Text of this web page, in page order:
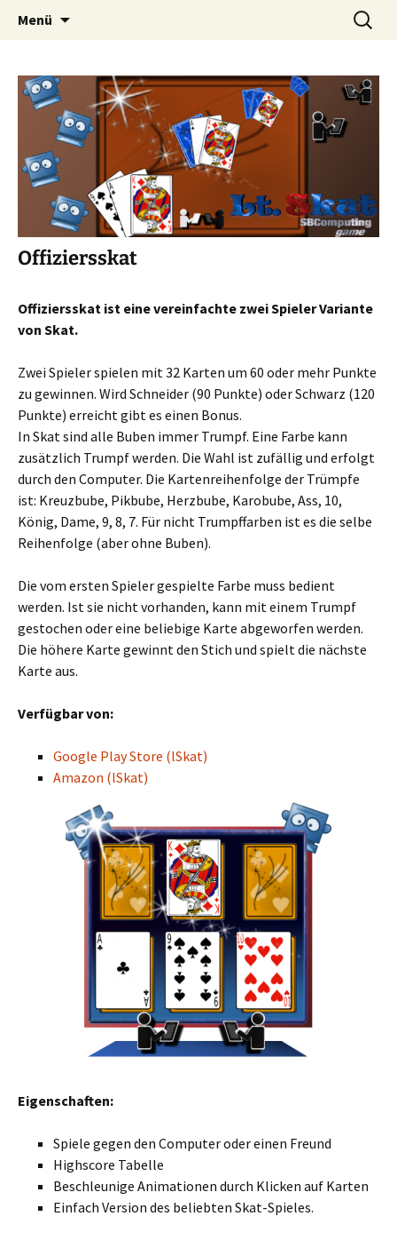
Android
SBComputing Android Apps
Menü
Suchen
nach:
Offiziersskat
Offiziersskat ist eine vereinfachte zwei Spieler Variante
von Skat.
Zwei Spieler spielen mit 32 Karten um 60 oder mehr Punkte
zu gewinnen. Wird Schneider (90 Punkte) oder Schwarz (120
Punkte) erreicht gibt es einen Bonus.
In Skat sind alle Buben immer Trumpf. Eine Farbe kann
zusätzlich Trumpf werden. Die Wahl ist zufällig und erfolgt
durch den Computer. Die Kartenreihenfolge der Trümpfe
ist: Kreuzbube, Pikbube, Herzbube, Karobube, Ass, 10,
König, Dame, 9, 8, 7. Für nicht Trumpffarben ist es die selbe
Reihenfolge (aber ohne Buben).
Die vom ersten Spieler gespielte Farbe muss bedient
werden. Ist sie nicht vorhanden, kann mit einem Trumpf
gestochen oder eine beliebige Karte abgeworfen werden.
Die höhere Karte gewinnt den Stich und spielt die nächste
Karte aus.
Verfügbar von:
Google Play Store (lSkat)
Amazon (lSkat)
Eigenschaften:
Spiele gegen den Computer oder einen Freund
Highscore Tabelle
Beschleunige Animationen durch Klicken auf Karten
Einfach Version des beliebten Skat-Spieles.